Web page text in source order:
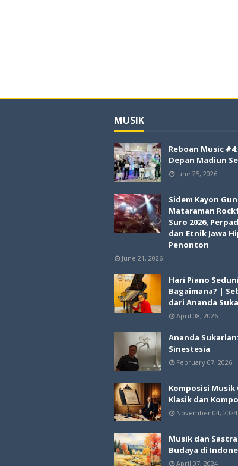
MUSIK
Reboan Music
Depan Madiun
June 25, 2026
Sidem Kayon
Mataraman
Suro 2026,
dan Etnik Jawa
Penonton
June 21, 2026
Hari Piano
Bagaimana? |
dari Ananda
April 08, 2026
Ananda
Sinestesia
February 07, 2026
Komposisi
Klasik dan
November 04, 2024
Musik dan
Budaya di
April 07, 2024